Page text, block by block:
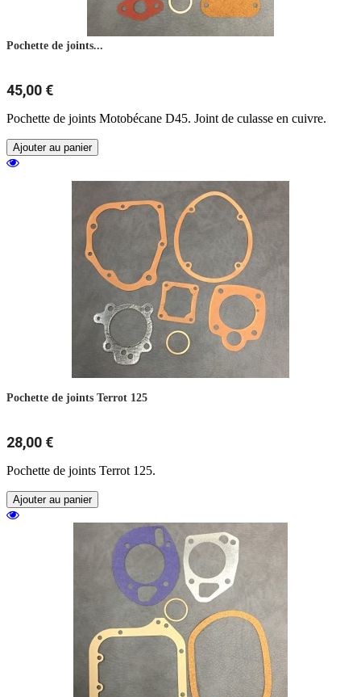
Pochette de joints...
45,00 €
Pochette de joints Motobécane D45. Joint de culasse en cuivre.
Ajouter au panier
Pochette de joints Terrot 125
28,00 €
Pochette de joints Terrot 125.
Ajouter au panier